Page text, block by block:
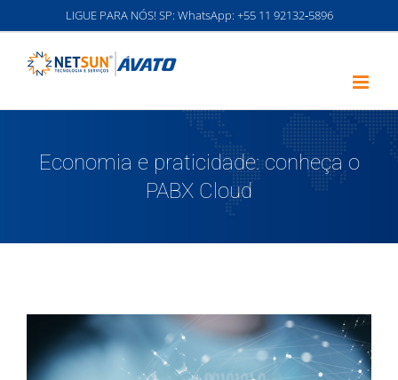
para
LIGUE PARA NÓS! SP: WhatsApp: ‪+55 11 92132‑5896‬
Economia e praticidade: conheça o
PABX Cloud